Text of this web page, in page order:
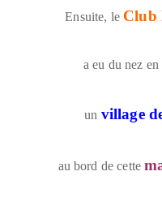
Ensuite, le Club
a eu du nez
un village
au bord de cette